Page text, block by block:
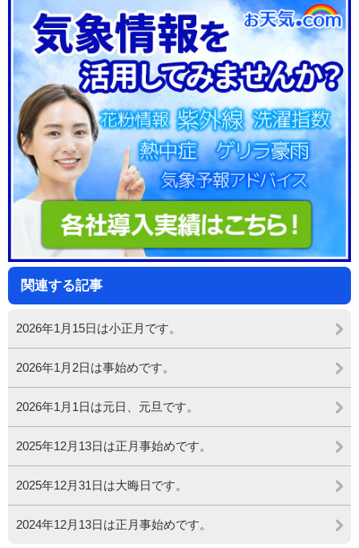
関連する記事
2026年1月15日は小正月です。
2026年1月2日は事始めです。
2026年1月1日は元日、元旦です。
2025年12月13日は正月事始めです。
2025年12月31日は大晦日です。
2024年12月13日は正月事始めです。